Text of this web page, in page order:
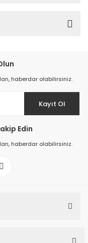
haberdar olabilirsiniz.
Kayıt Ol
Edin
haberdar olabilirsiniz.